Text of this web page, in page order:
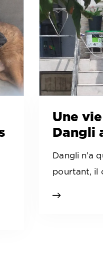
Une
Dangli
Dangli n’a
pourtant, il